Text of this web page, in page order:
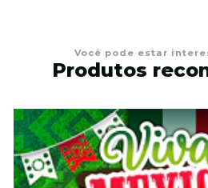
Você pode estar
Produtos